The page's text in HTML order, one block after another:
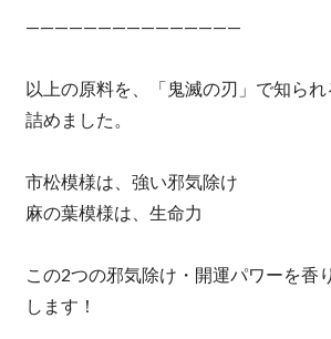
———————————————
以上の原料を、「鬼滅の刃」で知ら
詰めました。
市松模様は、強い邪気除け
麻の葉模様は、生命力
この2つの邪気除け・開運パワーを香
します！